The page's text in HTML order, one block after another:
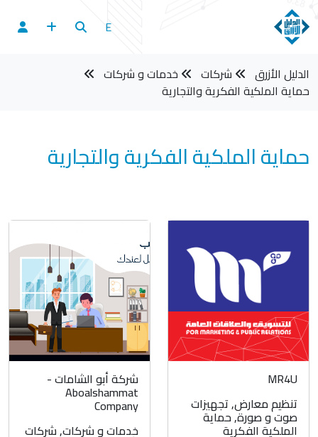
E
الدليل الأزرق شركات
خدمات و شركات
حماية الملكية الفكرية والتجارية
حماية الملكية الفكرية والتجارية
MR4U
تنظيم معارض,تجهيزات
صوت و صورة,حماية
الملكية الفكرية
شركة أبو الشامات -
Aboalshammat
Company
خدمات و شركات,شركات